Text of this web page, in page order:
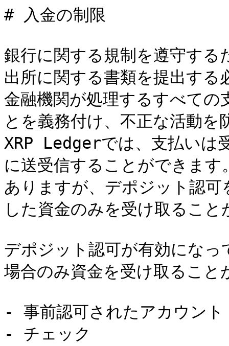
# 入金の制限
銀行に関する規制を遵守する
出所に関する書類を提出す
金融機関が処理するすべての
とを義務付け、不正な活動
XRP Ledgerでは、支払いは
に送受信することができま
ありますが、デポジット認
した資金のみを受け取ること
デポジット認可が有効にな
場合のみ資金を受け取ること
- 事前認可されたアカウント
- チェック